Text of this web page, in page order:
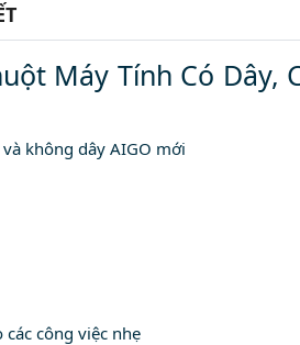
Máy Tính Có Dây,
không dây AIGO mới
công việc nhẹ